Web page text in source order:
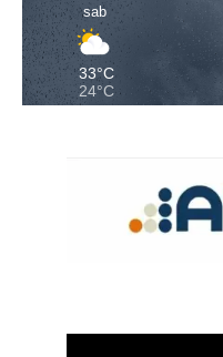
sab
33°C
24°C